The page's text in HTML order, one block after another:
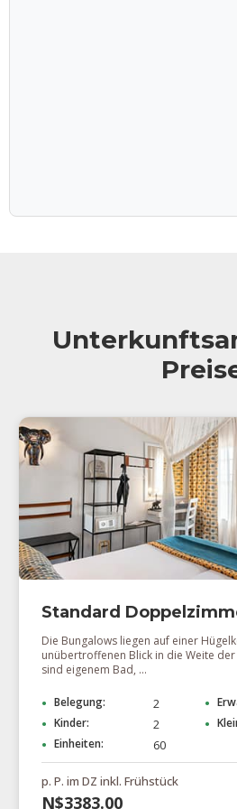
Standard
Die Bungalows liegen auf einer
unübertroffenen Blick in die Weite
sind eigenem Bad, ...
Belegung: 2
Kinder: 2
Einheiten: 60
p. P. im DZ inkl. Frühstück
N$3383.00